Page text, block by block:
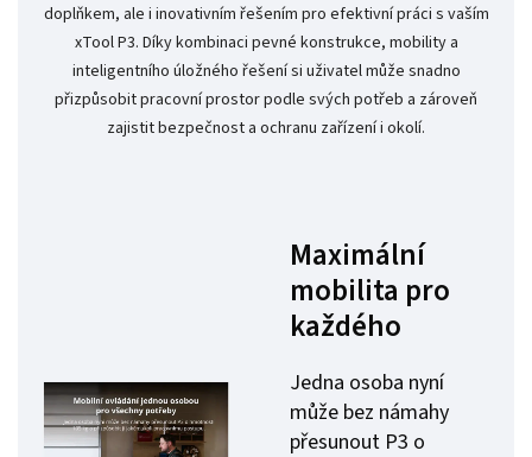
doplňkem, ale i inovativním řešením pro efektivní práci s vaším
xTool P3. Díky kombinaci pevné konstrukce, mobility a
inteligentního úložného řešení si uživatel může snadno
přizpůsobit pracovní prostor podle svých potřeb a zároveň
zajistit bezpečnost a ochranu zařízení i okolí.
Maximální
mobilita pro
každého
Jedna osoba nyní
může bez námahy
přesunout P3 o